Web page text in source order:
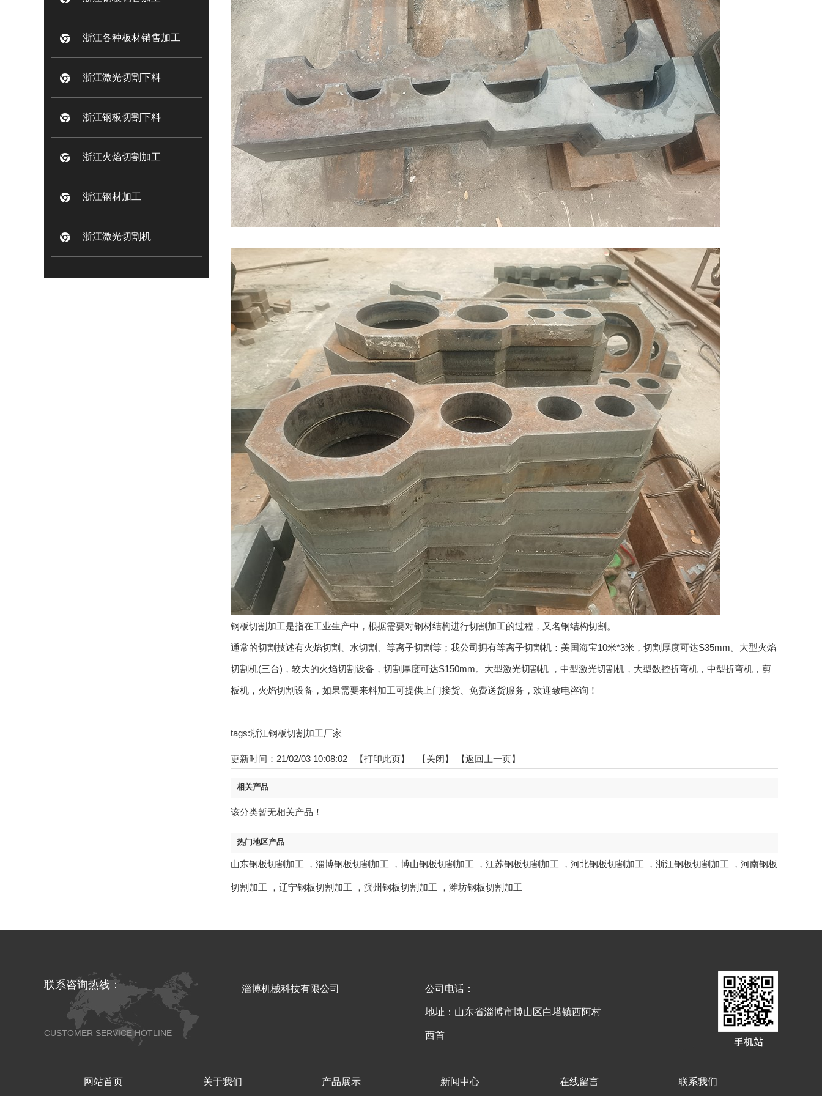
浙江各种板材销售加工
浙江激光切割下料
浙江钢板切割下料
浙江火焰切割加工
浙江钢材加工
浙江激光切割机
钢板切割加工是指在工业生产中，根据需要对钢材结构进行切割加工的过程，又名钢结构切割。
通常的切割技述有火焰切割、水切割、等离子切割等；我公司拥有等离子切割机：美国海宝10米*3米，切割厚度可达S35mm。大型火焰
切割机(三台)，较大的火焰切割设备，切割厚度可达S150mm。大型激光切割机 ，中型激光切割机，大型数控折弯机，中型折弯机，剪
板机，火焰切割设备，如果需要来料加工可提供上门接货、免费送货服务，欢迎致电咨询！
tags:浙江钢板切割加工厂家
更新时间：21/02/03 10:08:02 【打印此页】 【关闭】 【返回上一页】
相关产品
该分类暂无相关产品！
热门地区产品
山东钢板切割加工 ， 淄博钢板切割加工 ， 博山钢板切割加工 ， 江苏钢板切割加工 ， 河北钢板切割加工 ， 浙江钢板切割加工 ， 河南钢板
切割加工 ， 辽宁钢板切割加工 ， 滨州钢板切割加工 ， 潍坊钢板切割加工
联系咨询热线：
CUSTOMER SERVICE HOTLINE
淄博机械科技有限公司 公司电话：
地址：山东省淄博市博山区白塔镇西阿村
西首
网站首页 关于我们 产品展示 新闻中心 在线留言 联系我们